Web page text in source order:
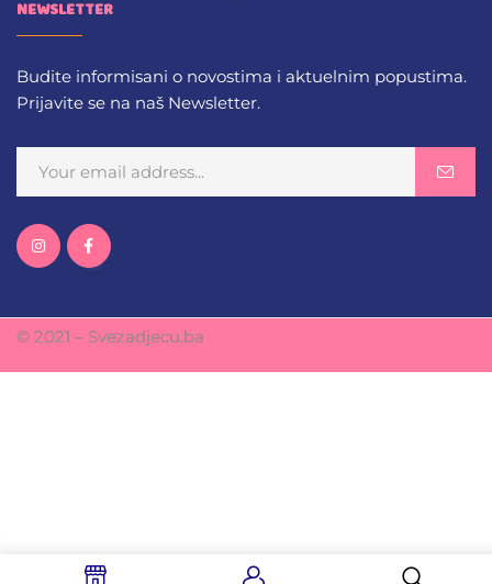
NEWSLETTER
Budite informisani o novostima i aktuelnim popustima.
Prijavite se na naš Newsletter.
© 2021 – Svezadjecu.ba